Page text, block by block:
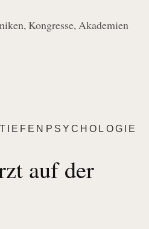
Kongresse, Akademien
auf der